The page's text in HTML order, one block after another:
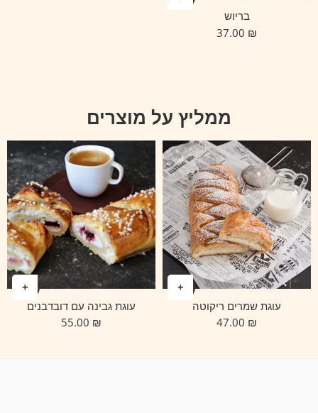
בריוש
₪
ממליץ על מוצרים
עוגת שמרים ריקוטה
₪
עוגת גבינה עם דובדבנים
₪